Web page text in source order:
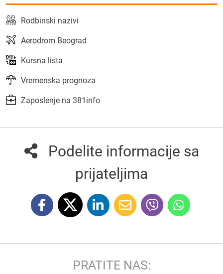
Rodbinski nazivi
Aerodrom Beograd
Kursna lista
Vremenska prognoza
Zaposlenje na 381info
Podelite informacije sa
prijateljima
PRATITE NAS: